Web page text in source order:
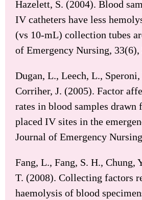
Hazelett, S. (2004). Blood
IV catheters have less
(vs 10-mL) collection tubes
of Emergency Nursing, 33(6),
Dugan, L., Leech, L.,
Corriher, J. (2005). Factor
rates in blood samples drawn
placed IV sites in the
Journal of Emergency
Fang, L., Fang, S. H., Chung,
T. (2008). Collecting factors
haemolysis of blood